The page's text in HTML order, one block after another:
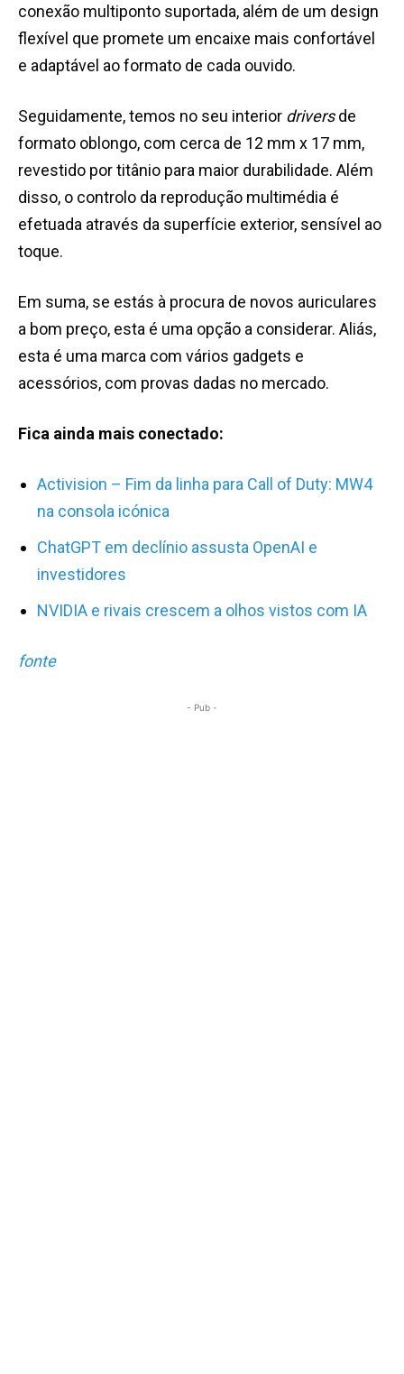
conexão multiponto suportada, além de um design
flexível que promete um encaixe mais confortável
e adaptável ao formato de cada ouvido.
Seguidamente, temos no seu interior driversde
formato oblongo, com cerca de 12 mm x 17 mm,
revestido por titânio para maior durabilidade. Além
disso, o controlo da reprodução multimédia é
efetuada através da superfície exterior, sensível ao
toque.
Em suma, se estás à procura de novos auriculares
a bom preço, esta é uma opção a considerar. Aliás,
esta é uma marca com vários gadgets e
acessórios, com provas dadas no mercado.
Fica ainda mais conectado:
Activision – Fim da linha para Call of Duty: MW4
na consola icónica
ChatGPT em declínio assusta OpenAI e
investidores
NVIDIA e rivais crescem a olhos vistos com IA
fonte
- Pub -